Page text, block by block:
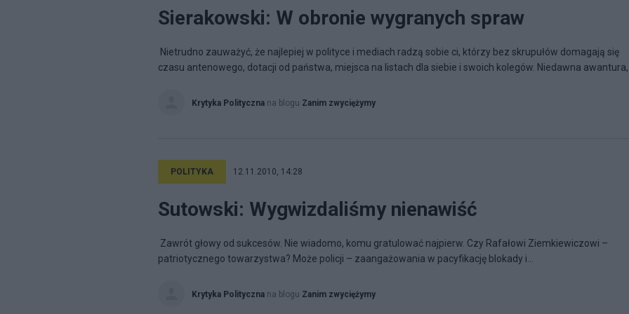
Sierakowski: W obronie wygranych spraw
Nietrudno zauważyć, że najlepiej w polityce i mediach radzą sobie ci, którzy bez skrupułów domagają się
czasu antenowego, dotacji od państwa, miejsca na listach dla siebie i swoich kolegów. Niedawna
Krytyka Polityczna na blogu Zanim zwyciężymy
POLITYKA 12.11.2010, 14:28
Sutowski: Wygwizdaliśmy nienawiść
Zawrót głowy od sukcesów. Nie wiadomo, komu gratulować najpierw. Czy Rafałowi Ziemkiewiczowi –
patriotycznego towarzystwa? Może policji – zaangażowania w pacyfikację blokady i...
Krytyka Polityczna na blogu Zanim zwyciężymy